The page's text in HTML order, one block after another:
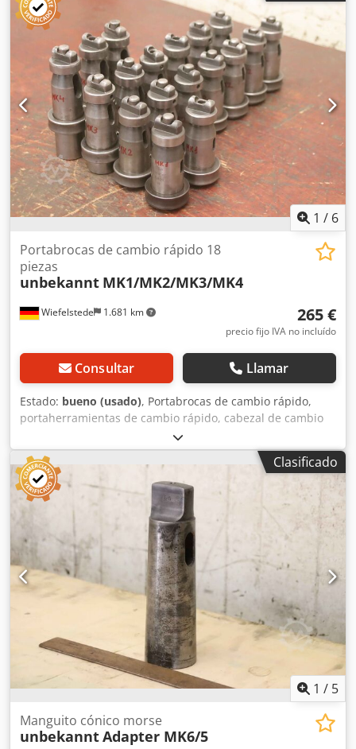
rosca Dodpfx Aieway Egjisck -Fabricante: Bilz, inserto de
cambio rápido de rosca 2 piezas -Tipo: WES 3 B 14x11 /
WES 3 B 22x18 -Diseño/Tamaño: ver fotos -Precio/Entrega:
completo -Dimensiones totales de transporte: 150/72/H103
mm -Peso: 3 kg
1 / 6
Wiefelstede 1.681 km
Portabrocas de cambio rápido 18
piezas
unbekannt MK1/MK2/MK3/MK4
265 €
precio fijo IVA no incluído
Consultar Llamar
Estado: bueno (usado), Portabrocas de cambio rápido,
portaherramientas de cambio rápido, cabezal de cambio
rápido, portabrocas de sujeción rápida, inserto de cambio
rápido -Portabrocas de cambio rápido: 18 unidades, sin
vástago de sujeción -2x casquillo: MK1 -7x casquillo: MK2
-6x casquillo: MK3 Dcodjwa Invopfx Aiiek -3x casquillo: MK4
-Portaherramientas: Ø 42 mm -Precio/entrega: completo -
Dimensiones de transporte totales: 300/200/Alto 170 mm -
Peso total: 21 kg
Clasificado
1 / 5
Manguito cónico morse
unbekanntAdapter MK6/5